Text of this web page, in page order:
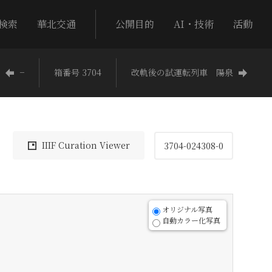
索 華北交通 公開目的 AI・技術 活動
− 箱番号 3704 改軌後の試運転列車 陽泉
IIIF Curation Viewer 3704-024308-0
オリジナル写真
自動カラー化写真